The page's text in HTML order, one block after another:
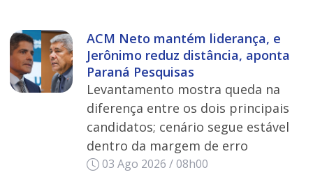
ACM Neto mantém liderança, e
Jerônimo reduz distância, aponta
Paraná Pesquisas
Levantamento mostra queda na
diferença entre os dois principais
candidatos; cenário segue estável
dentro da margem de erro
03 Ago 2026 / 08h00